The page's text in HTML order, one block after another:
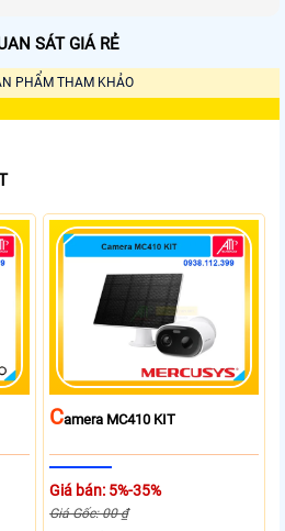
SÁT GIÁ RẺ
PHẨM THAM KHẢO
CAmera MC410 KIT
Giá bán: 5%-35%
Giá Gốc: 00 ₫